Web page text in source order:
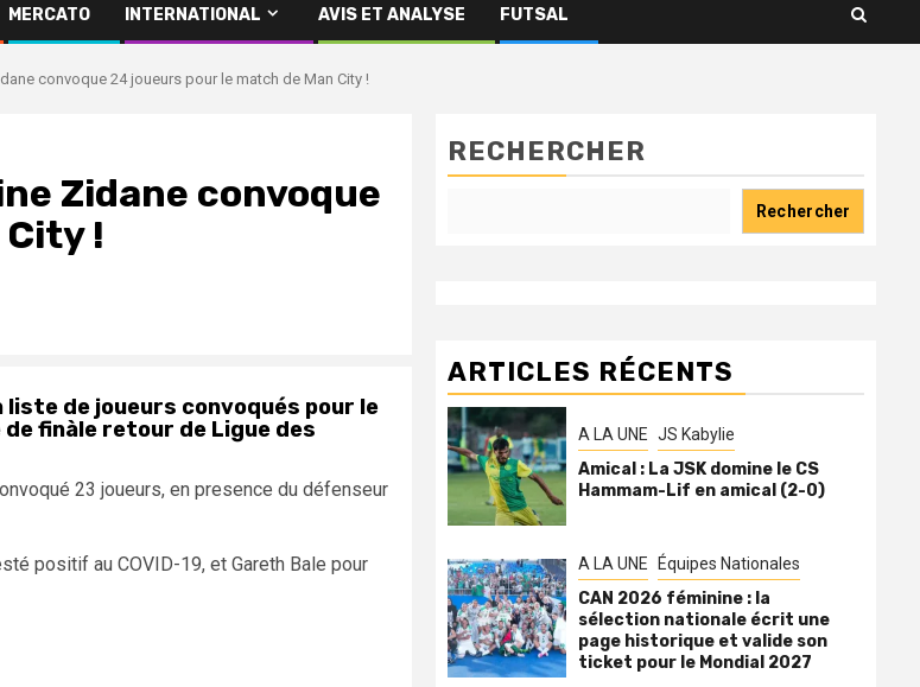
MERCATO INTERNATIONAL AVIS ET ANALYSE FUTSAL
convoque 24 joueurs pour le match de Man City !
Zidane convoque
!
liste de joueurs convoqués pour le
finàle retour de Ligue des
23 joueurs, en presence du défenseur
positif au COVID-19, et Gareth Bale pour
RECHERCHER
Rechercher
ARTICLES RÉCENTS
A LA UNE JS Kabylie
Amical : La JSK domine le CS
Hammam-Lif en amical (2-0)
A LA UNE Équipes Nationales
CAN 2026 féminine : la
sélection nationale écrit une
page historique et valide son
ticket pour le Mondial 2027